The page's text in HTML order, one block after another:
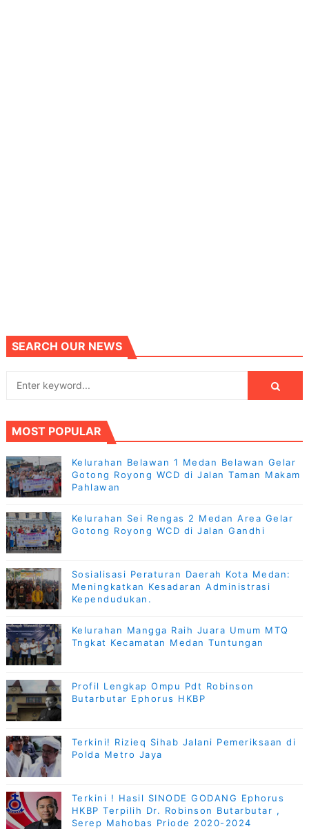
SEARCH OUR NEWS
MOST POPULAR
Kelurahan Belawan 1 Medan Belawan Gelar
Gotong Royong WCD di Jalan Taman Makam
Pahlawan
Kelurahan Sei Rengas 2 Medan Area Gelar
Gotong Royong WCD di Jalan Gandhi
Sosialisasi Peraturan Daerah Kota Medan:
Meningkatkan Kesadaran Administrasi
Kependudukan.
Kelurahan Mangga Raih Juara Umum MTQ
Tngkat Kecamatan Medan Tuntungan
Profil Lengkap Ompu Pdt Robinson
Butarbutar Ephorus HKBP
Terkini! Rizieq Sihab Jalani Pemeriksaan di
Polda Metro Jaya
Terkini ! Hasil SINODE GODANG Ephorus
HKBP Terpilih Dr. Robinson Butarbutar ,
Serep Mahobas Priode 2020-2024